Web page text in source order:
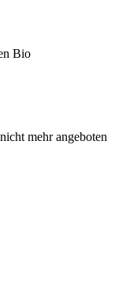
Bio
mehr angeboten